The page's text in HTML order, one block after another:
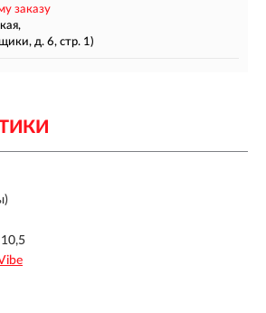
заказу
д. 6, стр. 1)
10,5